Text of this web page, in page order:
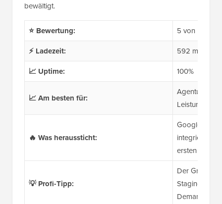
bewältigt.
⭐ Bewertung:
5 von 5
⚡ Ladezeit:
592 ms
📈 Uptime:
100%
📈 Am besten für:
Agenturen,
Leistung und
🔥 Was heraussticht:
Google
integriertes
ersten Jahr,
💡 Profi-Tipp:
Der
Staging,
Demand-